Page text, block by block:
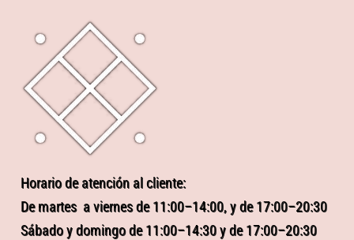
Horario de atención al cliente:
De martes a viernes de 11:00–14:00, y de 17:00–20:30
Sábado y domingo de 11:00–14:30 y de 17:00–20:30